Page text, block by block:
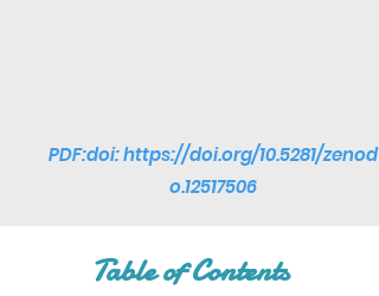
PDF:doi:https://doi.org/10.5281/zenod
o.12517506
Table of Contents